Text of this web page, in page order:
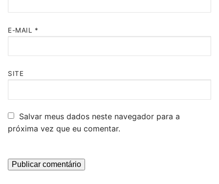
E-MAIL *
SITE
Salvar meus dados neste navegador para a
próxima vez que eu comentar.